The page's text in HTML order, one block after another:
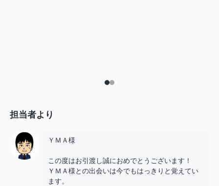
担当者より
ＹＭＡ様
この度はお引渡し誠におめでとうございます！
ＹＭＡ様との出会いは今でもはっきりと覚えてい
ます。